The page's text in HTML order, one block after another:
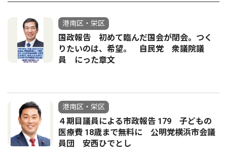
港南区・栄区
国政報告 初めて臨んだ国会が閉会。つく
りたいのは、希望。 自民党 衆議院議
員 にった章文
港南区・栄区
４期目議員による市政報告 179 子どもの
医療費 18歳まで無料に 公明党横浜市会議
員団 安西ひでとし